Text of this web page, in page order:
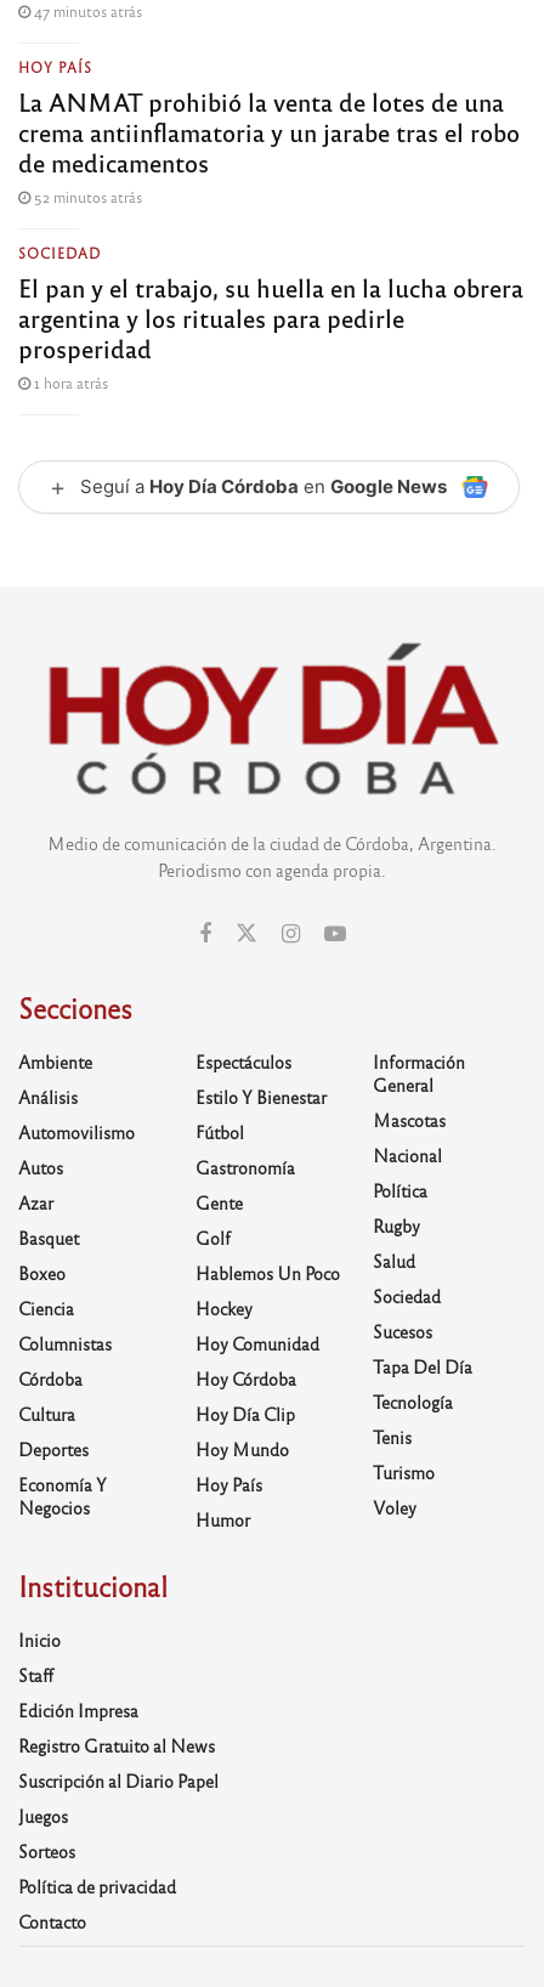
47 minutos atrás
HOY PAÍS
La ANMAT prohibió la venta de lotes de una
crema antiinflamatoria y un jarabe tras el robo
de medicamentos
52 minutos atrás
SOCIEDAD
El pan y el trabajo, su huella en la lucha obrera
argentina y los rituales para pedirle
prosperidad
1 hora atrás
+ Seguí a Hoy Día Córdoba en Google News
Medio de comunicación de la ciudad de Córdoba, Argentina.
Periodismo con agenda propia.
Secciones
Ambiente
Análisis
Automovilismo
Autos
Azar
Basquet
Boxeo
Ciencia
Columnistas
Córdoba
Cultura
Deportes
Economía Y
Negocios
Espectáculos
Estilo Y Bienestar
Fútbol
Gastronomía
Gente
Golf
Hablemos Un Poco
Hockey
Hoy Comunidad
Hoy Córdoba
Hoy Día Clip
Hoy Mundo
Hoy País
Humor
Información
General
Mascotas
Nacional
Política
Rugby
Salud
Sociedad
Sucesos
Tapa Del Día
Tecnología
Tenis
Turismo
Voley
Institucional
Inicio
Staff
Edición Impresa
Registro Gratuito al News
Suscripción al Diario Papel
Juegos
Sorteos
Política de privacidad
Contacto